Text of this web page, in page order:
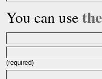
You can use
(required)